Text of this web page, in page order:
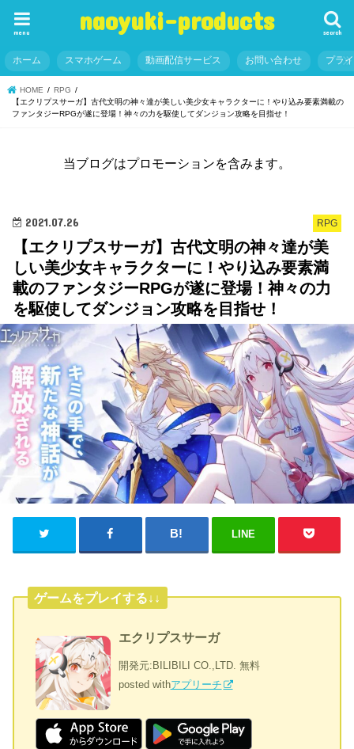
naoyuki-products search
menu
ホーム スマホゲーム 動画配信サービス お問い合わせ プラ
HOME
RPG
【エクリプスサーガ】古代文明の神々達が美しい美少女キャラクターに！やり込み要素満載の
ファンタジーRPGが遂に登場！神々の力を駆使してダンジョン攻略を目指せ！
当ブログはプロモーションを含みます。
RPG
2021.07.26
【エクリプスサーガ】古代文明の神々達が美
しい美少女キャラクターに！やり込み要素満
載のファンタジーRPGが遂に登場！神々の力
を駆使してダンジョン攻略を目指せ！
LINE
ゲームをプレイする↓↓
エクリプスサーガ
開発元:BILIBILI CO.,LTD. 無料
posted withアプリーチ